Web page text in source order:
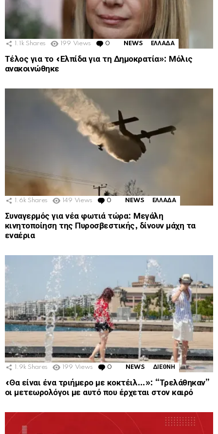
1.1k Shares 199 Views 0 Comments
NEWS ΕΛΛΑΔΑ
Τέλος για το «Ελπίδα για τη Δημοκρατία»: Μόλις
ανακοινώθηκε
1.6k Shares 149 Views 0 Comments
NEWS ΕΛΛΑΔΑ
Συναγερμός για νέα φωτιά τώρα: Μεγάλη
κινητοποίηση της Πυροσβεστικής, δίνουν μάχη τα
εναέρια
1.9k Shares 199 Views 0 Comments
NEWS ΔΙΕΘΝΗ
«Θα είναι ένα τριήμερο με κοκτέιλ…»: “Τρελάθηκαν”
οι μετεωρολόγοι με αυτό που έρχεται στον καιρό